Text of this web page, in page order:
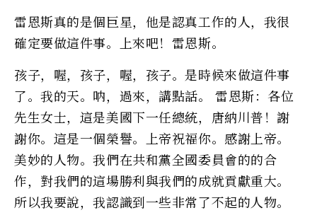
雷恩斯真的是個巨星，他是認真工作的人，我很
確定要做這件事。上來吧！雷恩斯。
孩子，喔，孩子，喔，孩子。是時候來做這件事
了。我的天。呐，過來，講點話。 雷恩斯：各位
先生女士，這是美國下一任總統，唐納川普！謝
謝你。這是一個榮譽。上帝祝福你。感謝上帝。
美妙的人物。我們在共和黨全國委員會的的合
作，對我們的這場勝利與我們的成就貢獻重大。
所以我要說，我認識到一些非常了不起的人物。